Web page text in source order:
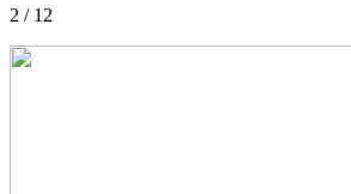
2 / 12